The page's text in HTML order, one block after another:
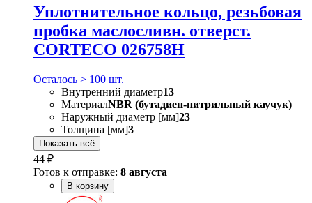
Уплотнительное кольцо, резьбовая
пробка маслосливн. отверст.
CORTECO 026758H
Осталось > 100 шт.
Внутренний диаметр13
МатериалNBR (бутадиен-нитрильный каучук)
Наружный диаметр [мм]23
Толщина [мм]3
Показать всё
44 ₽
Готов к отправке: 8 августа
В корзину